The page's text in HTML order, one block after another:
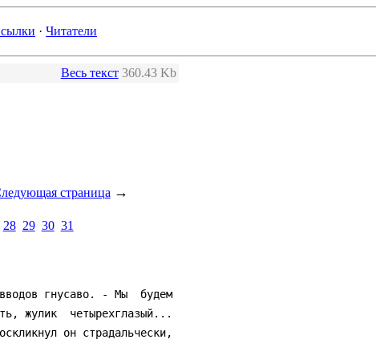
· Читатели
Весь текст 360.43 Kb
страница →
28 29 30 31